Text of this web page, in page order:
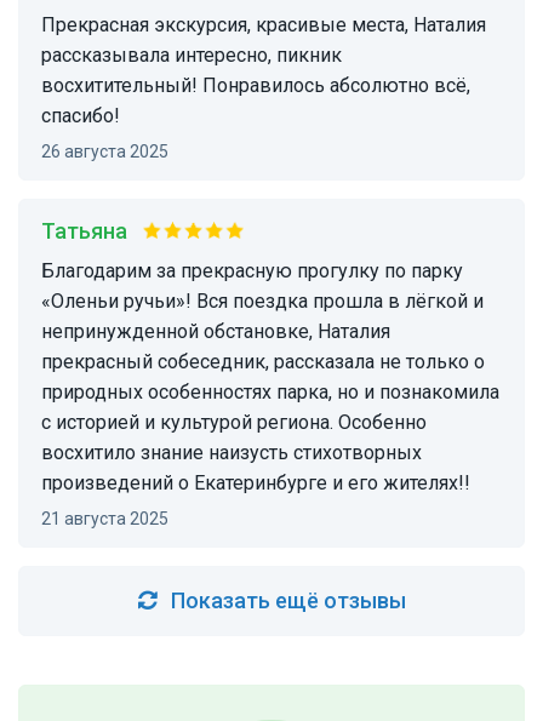
Прекрасная экскурсия, красивые места, Наталия
рассказывала интересно, пикник
восхитительный! Понравилось абсолютно всё,
спасибо!
26 августа 2025
Татьяна
Благодарим за прекрасную прогулку по парку
«Оленьи ручьи»! Вся поездка прошла в лёгкой и
непринужденной обстановке, Наталия
прекрасный собеседник, рассказала не только о
природных особенностях парка, но и познакомила
с историей и культурой региона. Особенно
восхитило знание наизусть стихотворных
произведений о Екатеринбурге и его жителях!!
21 августа 2025
Показать ещё отзывы